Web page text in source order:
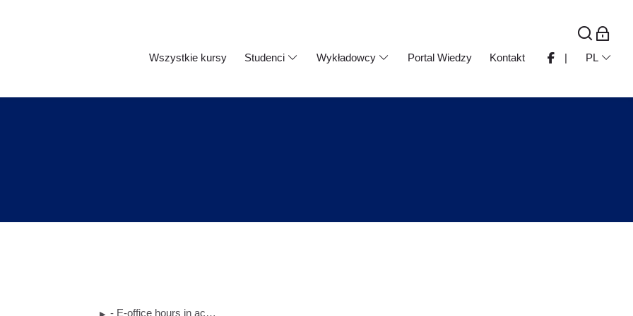
Wszystkie kursy Studenci Wykładowcy Portal Wiedzy Kontakt | PL
▶︎ - E-office hours in academic year 2022/2023